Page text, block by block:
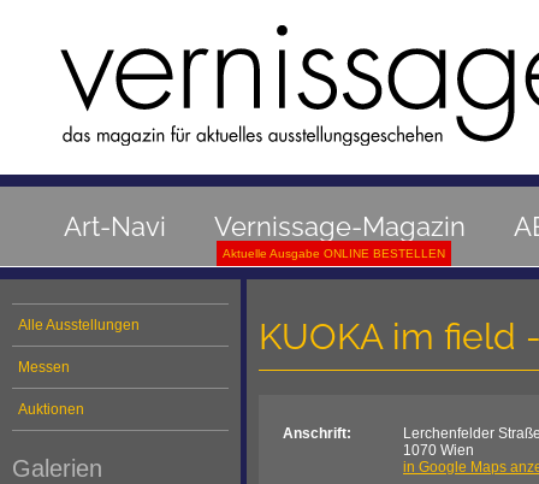
Art-Navi Vernissage-Magazin
Aktuelle Ausgabe ONLINE BESTELLEN
Alle Ausstellungen
Messen
Auktionen
Galerien
KUOKA im field
Anschrift:
Lerchenfelder
1070 Wien
in Google Maps